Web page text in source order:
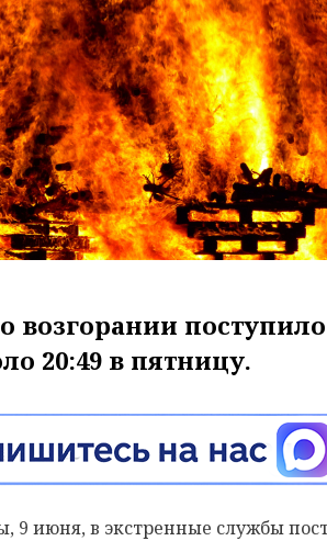
возгорании
20:49 в пятницу.
9 июня, в экстренные службы